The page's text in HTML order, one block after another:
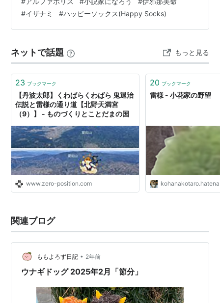
ね？ そんな訳で、雷神様について調べることにしまし
た。 雷神様は、八百万の神ではないようです。八百万の
神の雷様は、八雷神（ヤクサノイカヅチノカミ）のよう
べたとこ…
#イザナミ #ハッピーソックス(Happy Socks)
ネットで話題 もっと見る
23 ブックマーク
【丹波太郎】くわばらくわばら 鬼退治
伝説と雷様の通り道【北野天満宮
（9）】 - ものづくりとことだまの国
www.zero-position.com
20 ブックマーク
雷様 - 小花家の野望
関連ブログ
ももよろず日記 • 2年前
ウナギドッグ 2025年2月「節分」